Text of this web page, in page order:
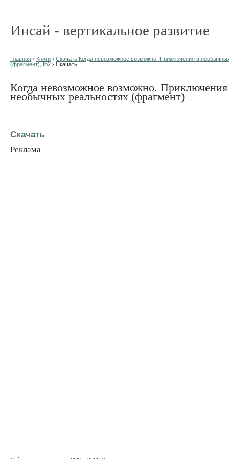
Инсай - вертикальное развитие
Главная › Книги › Скачать Когда невозможное возможно. Приключения в
(фрагмент), fb2 › Скачать
Когда невозможное возможно.
необычных реальностях (фрагмент)
Скачать
Реклама